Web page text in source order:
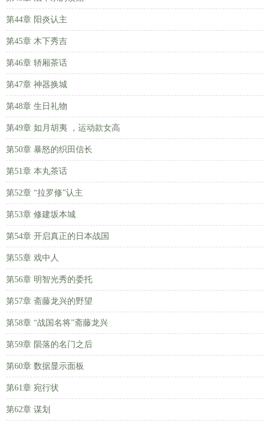
第44章 阳炎认主
第45章 木下秀吉
第46章 轿厢茶话
第47章 神器换城
第48章 生日礼物
第49章 如月胡夷 ，运动款女高
第50章 暴怒的织田信长
第51章 本丸茶话
第52章 “拉罗修”认主
第53章 修建坂本城
第54章 开启真正的日本战国
第55章 戏中人
第56章 明智光秀的委托
第57章 斋藤龙兴的野望
第58章 “战国名将”斋藤龙兴
第59章 陨落的名门之后
第60章 数据显示面板
第61章 宛行状
第62章 谋划